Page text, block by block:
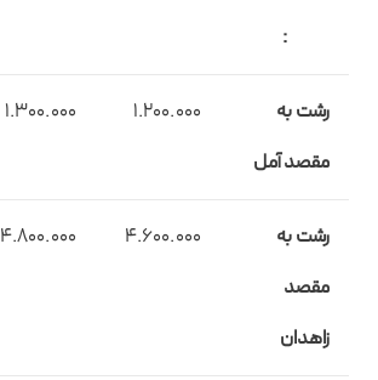
:
رشت به
مقصد آمل
1.200.000
1.300.000
رشت به
مقصد
زاهدان
4.600.000
4.800.000